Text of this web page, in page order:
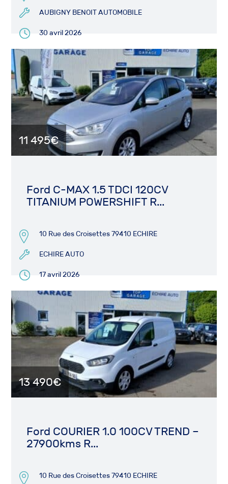
AUBIGNY BENOIT AUTOMOBILE
30 avril 2026
11 495€
Ford C-MAX 1.5 TDCI 120CV
TITANIUM POWERSHIFT R...
10 Rue des Croisettes 79410 ECHIRE
ECHIRE AUTO
17 avril 2026
13 490€
Ford COURIER 1.0 100CV TREND –
27900kms R...
10 Rue des Croisettes 79410 ECHIRE